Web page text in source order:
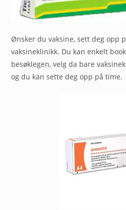
Ønsker du vaksine, sett deg opp
vaksineklinikk. Du kan enkelt
besøklegen, velg da bare
og du kan sette deg opp på time.